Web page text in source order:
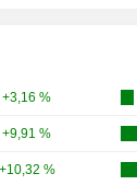
+3,16 %
+9,91 %
+10,32 %